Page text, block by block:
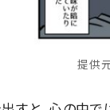
提供